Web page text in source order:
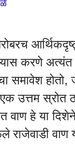
करणे
समावेश
एक उत्तम
वाण हे या
वाण